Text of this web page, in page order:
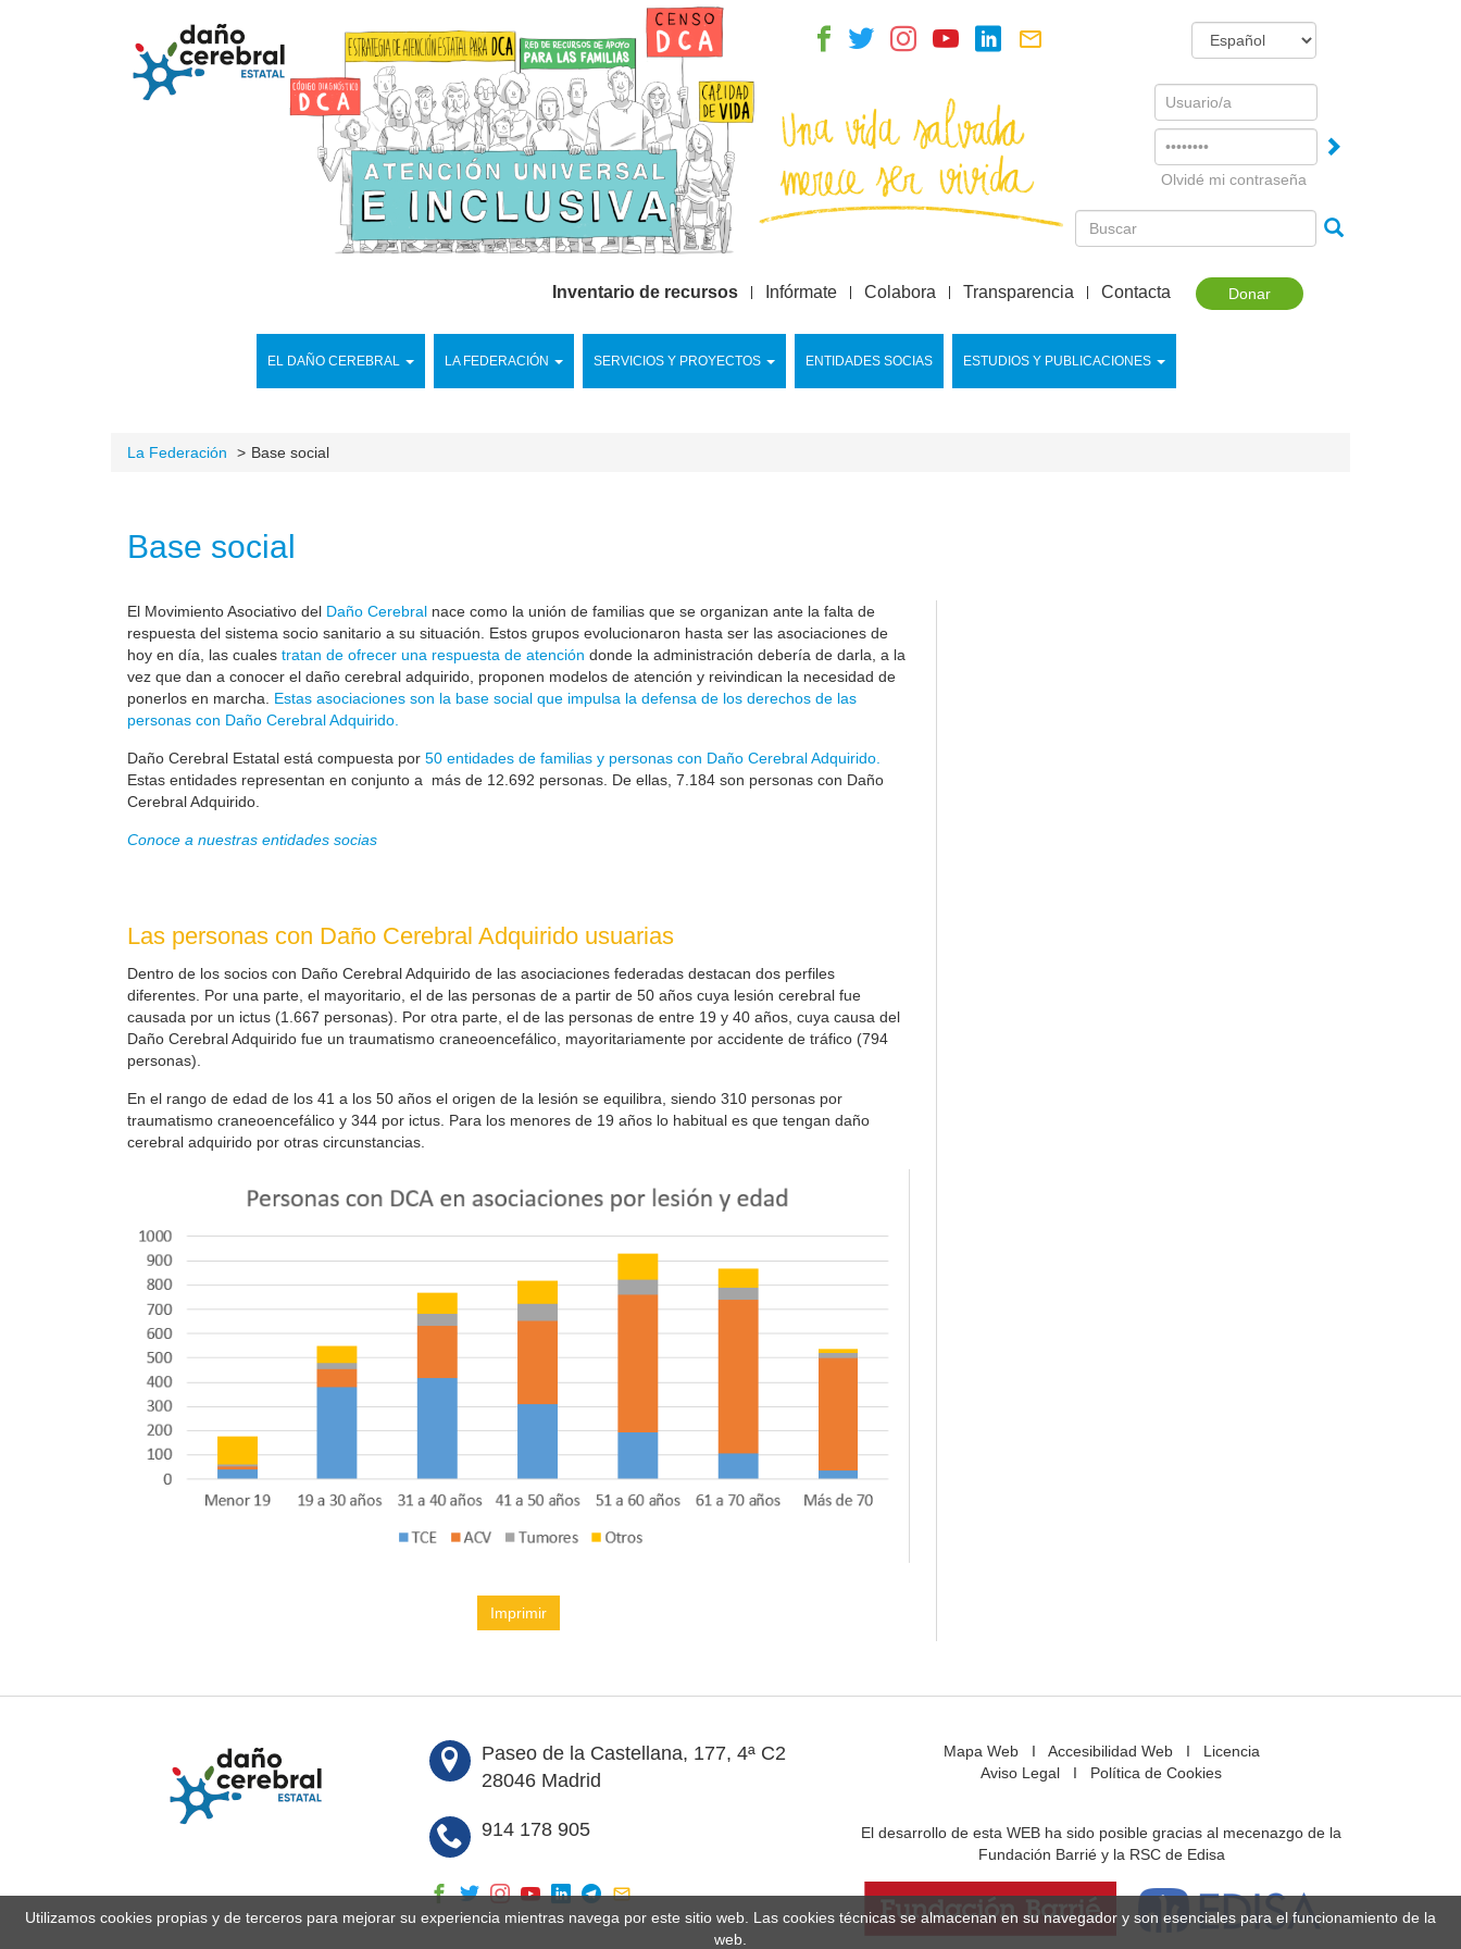
Username
Olvidé mi contraseña
Donar
EL DAÑO CEREBRAL LA FEDERACIÓN SERVICIOS Y PROYECTOS ENTIDADES SOCIAS ESTUDIOS Y PUBLICACIONES
Inventario de recursos Infórmate Colabora Transparencia Contacta
La Federación Base social
Base social
El Movimiento Asociativo del Daño Cerebral nace como la unión de familias que se organizan ante la falta de
respuesta del sistema socio sanitario a su situación. Estos grupos evolucionaron hasta ser las asociaciones de
hoy en día, las cuales tratan de ofrecer una respuesta de atención donde la administración debería de darla, a la
vez que dan a conocer el daño cerebral adquirido, proponen modelos de atención y reivindican la necesidad de
ponerlos en marcha. Estas asociaciones son la base social que impulsa la defensa de los derechos de las
personas con Daño Cerebral Adquirido.
Daño Cerebral Estatal está compuesta por 50 entidades de familias y personas con Daño Cerebral Adquirido.
Estas entidades representan en conjunto a más de 12.692 personas. De ellas, 7.184 son personas con Daño
Cerebral Adquirido.
Conoce a nuestras entidades socias
Las personas con Daño Cerebral Adquirido usuarias
Dentro de los socios con Daño Cerebral Adquirido de las asociaciones federadas destacan dos perfiles
diferentes. Por una parte, el mayoritario, el de las personas de a partir de 50 años cuya lesión cerebral fue
causada por un ictus (1.667 personas). Por otra parte, el de las personas de entre 19 y 40 años, cuya causa del
Daño Cerebral Adquirido fue un traumatismo craneoencefálico, mayoritariamente por accidente de tráfico (794
personas).
En el rango de edad de los 41 a los 50 años el origen de la lesión se equilibra, siendo 310 personas por
traumatismo craneoencefálico y 344 por ictus. Para los menores de 19 años lo habitual es que tengan daño
cerebral adquirido por otras circunstancias.
Imprimir
Paseo de la Castellana, 177, 4ª C2
28046 Madrid
914 178 905
Mapa WebI Accesibilidad WebI Licencia
Aviso Legal I Política de Cookies
El desarrollo de esta WEB ha sido posible gracias al mecenazgo de la
Fundación Barrié y la RSC de Edisa
Utilizamos cookies propias y de terceros para mejorar su experiencia mientras navega por este sitio web. Las cookies técnicas se almacenan en su navegador y son esenciales para el funcionamiento de la
web.